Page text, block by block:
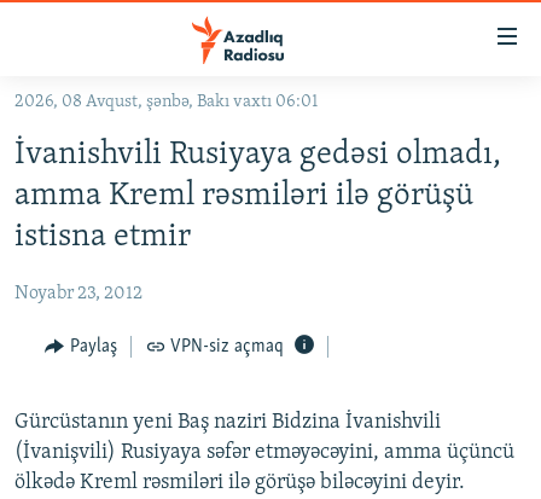
Əsas
qayıt
Əsas
qayıt
FƏRQƏ BAX
QANUNI DOĞRU
MULTIMEDIA
VIDEO
RADIO ARXIV
2026, 08 Avqust, şənbə, Bakı vaxtı 06:01
İvanishvili Rusiyaya gedəsi olmadı,
amma Kreml rəsmiləri ilə görüşü
istisna etmir
Noyabr 23, 2012
Paylaş VPN-siz açmaq
Gürcüstanın yeni Baş naziri Bidzina İvanishvili
(İvanişvili) Rusiyaya səfər etməyəcəyini, amma üçüncü
ölkədə Kreml rəsmiləri ilə görüşə biləcəyini deyir.